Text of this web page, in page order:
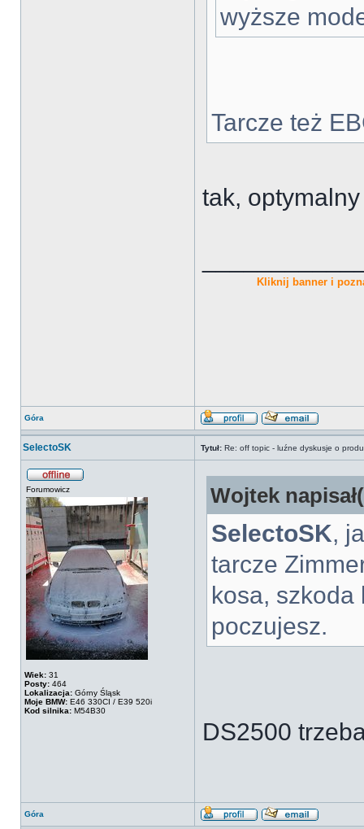
wyższe
Tarcze też
tak,
Kliknij banner i
Góra
SelectoSK Tytuł: Re: off topic - luźne dyskusje o
Forumowicz
Wiek: 31
Posty: 464
Lokalizacja: Górny Śląsk
Moje BMW: E46 330CI / E39 520i
Kod silnika: M54B30
Wojtek
SelectoSK,
tarcze
kosa, szkoda
poczujesz.
DS2500
Góra